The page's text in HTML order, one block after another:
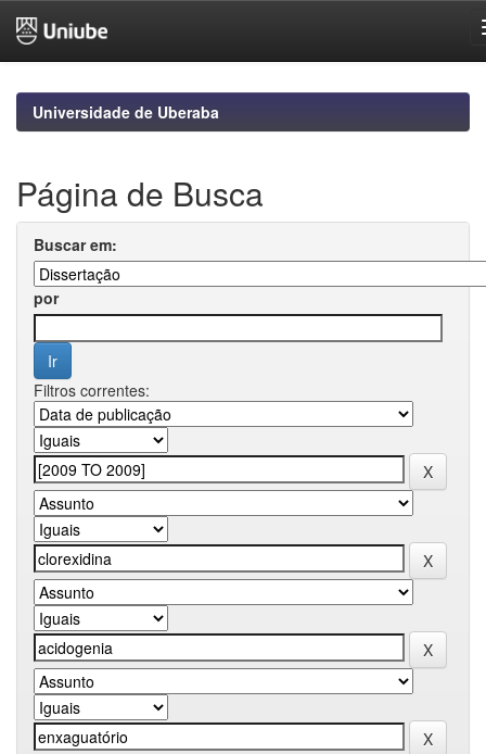
navigationUniversidade de Uberaba
Página de Busca
Buscar em:
por
Filtros correntes: